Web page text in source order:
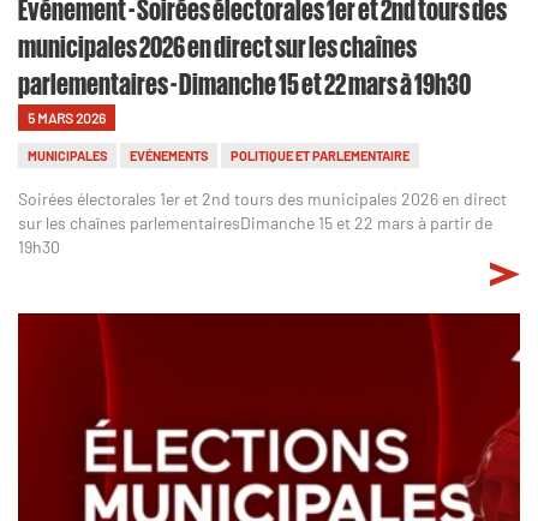
Événement - Soirées électorales 1er et 2nd tours des
municipales 2026 en direct sur les chaînes
parlementaires - Dimanche 15 et 22 mars à 19h30
5 MARS 2026
MUNICIPALES EVÉNEMENTS POLITIQUE ET PARLEMENTAIRE
Soirées électorales 1er et 2nd tours des municipales 2026 en direct
sur les chaînes parlementairesDimanche 15 et 22 mars à partir de
19h30